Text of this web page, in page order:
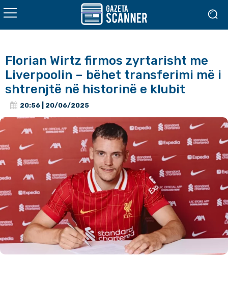
Florian Wirtz firmos zyrtarisht me
Liverpoolin – bëhet transferimi më i
shtrenjtë në historinë e klubit
20:56 | 20/06/2025